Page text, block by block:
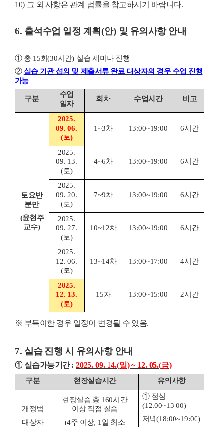
10) 그 외 사항은 관계 법률을 참고하시기 바랍니다.
6. 출석수업 일정 계획(안) 및 유의사항 안내
① 총 15회(30시간) 실습 세미나 진행
② 실습 기관 섭외 및 제출서류 완료 대상자의 경우 수업 진행
가능
구분
수업
일자
회차 수업시간 비고
토요반
분반
(윤현주
교수)
2025.
09. 06.
(토)
1~3차 13:00~19:00 6시간
2025.
09. 13.
(토)
4~6차 13:00~19:00 6시간
2025.
09. 20.
(토)
7~9차 13:00~19:00 6시간
2025.
09. 27.
(토)
10~12차 13:00~19:00 6시간
2025.
12. 06.
(토)
13~14차 13:00~17:00 4시간
2025.
12. 13.
(토)
15차 13:00~15:00 2시간
※ 부득이한 경우 일정이 변경될 수 있음.
7. 실습 진행 시 유의사항 안내
① 실습가능기간:2025. 09. 14.(일) ~ 12. 05.(금)
구분 현장실습시간 유의사항
개정법
대상자
현장실습 총 160시간
이상 직접 실습
(4주 이상, 1일 최소
① 점심
(12:00~13:00)
저녁(18:00~19:00)